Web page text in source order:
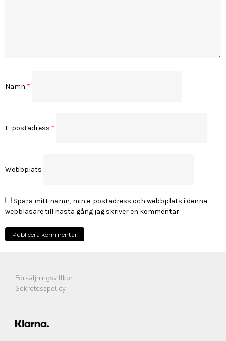
Namn *
E-postadress *
Webbplats
Spara mitt namn, min e-postadress och webbplats i denna
webbläsare till nästa gång jag skriver en kommentar.
_
Försäljningsvillkor
Sekretesspolicy